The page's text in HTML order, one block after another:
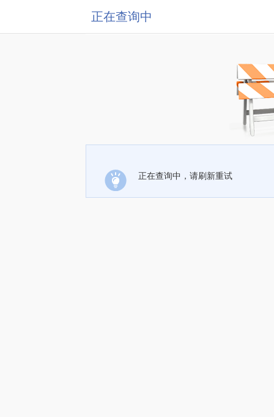
正在查询中
正在查询中，请刷新重试